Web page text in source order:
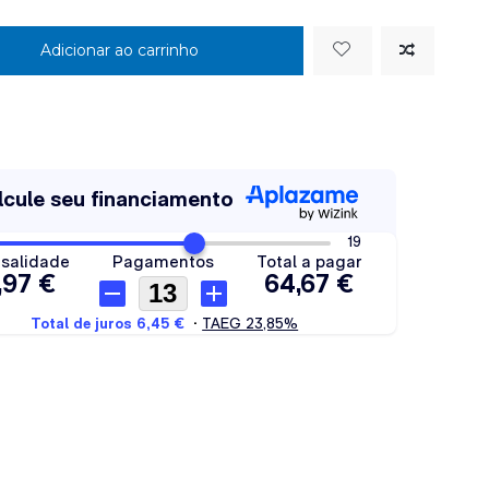
Adicionar ao carrinho